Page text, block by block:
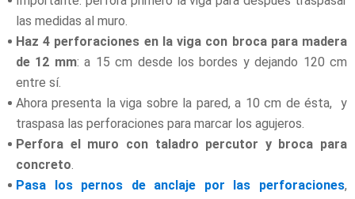
las medidas al muro.
Haz 4 perforaciones en la viga con broca para madera
de 12 mm: a 15 cm desde los bordes y dejando 120 cm
entre sí.
Ahora presenta la viga sobre la pared, a 10 cm de ésta, y
traspasa las perforaciones para marcar los agujeros.
Perfora el muro con taladro percutor y broca para
concreto
Pasa los pernos de anclaje por las perforaciones,